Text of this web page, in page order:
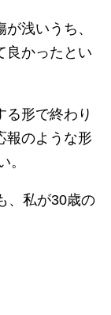
浅いうち、
良かったとい
る形で終わり
報のような形
。
、私が30歳の